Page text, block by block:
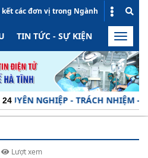
kết các đơn vị trong Ngành
TIN TỨC - SỰ KIỆN HOẠT
Toggle
24 NGHIỆP - TRÁCH NHIỆM -
Lượt xem